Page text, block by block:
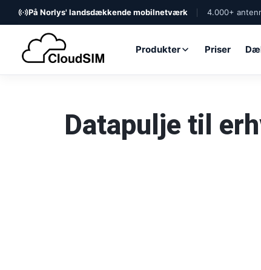
På Norlys' landsdækkende mobilnetværk 4.000+
Produkter Priser
Datapulje til